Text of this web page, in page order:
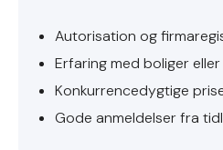
Autorisation og
Erfaring med boliger
Konkurrencedygtige
Gode anmeldelser fra